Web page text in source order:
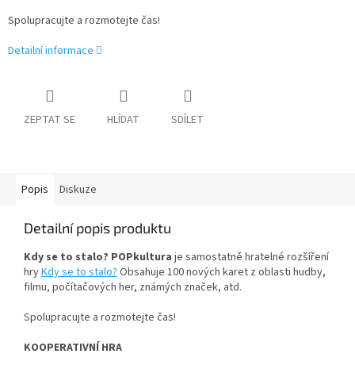
Spolupracujte a rozmotejte čas!
Detailní informace
ZEPTAT SE HLÍDAT SDÍLET
Popis Diskuze
Detailní popis produktu
Kdy se to stalo? POPkultura je samostatně hratelné rozšíření
hryKdy se to stalo?Obsahuje 100 nových karet z oblasti hudby,
filmu, počítačových her, známých značek, atd.
Spolupracujte a rozmotejte čas!
KOOPERATIVNÍ HRA